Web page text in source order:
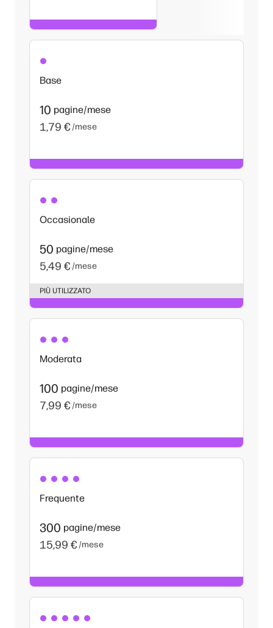
Base
10 pagine/mese
1,79 € /mese
Occasionale
50 pagine/mese
5,49 € /mese
PIÙ UTILIZZATO
Moderata
100 pagine/mese
7,99 € /mese
Frequente
300 pagine/mese
15,99 € /mese